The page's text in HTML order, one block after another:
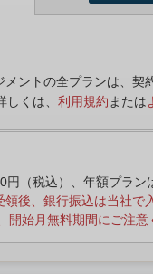
メントの全プランは、契
しくは、 利用規約 または
（税込）、年額プラン
後、銀行振込は当社
始月無料期間にご注意